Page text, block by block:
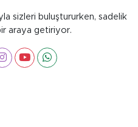
sizleri buluştururken, sadelik
araya getiriyor.